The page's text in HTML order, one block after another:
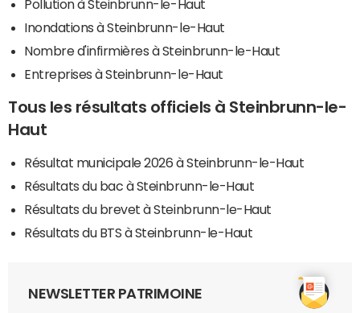
Pollution à Steinbrunn-le-Haut
Inondations à Steinbrunn-le-Haut
Nombre d'infirmières à Steinbrunn-le-Haut
Entreprises à Steinbrunn-le-Haut
Tous les résultats officiels à Steinbrunn-le-
Haut
Résultat municipale 2026 à Steinbrunn-le-Haut
Résultats du bac à Steinbrunn-le-Haut
Résultats du brevet à Steinbrunn-le-Haut
Résultats du BTS à Steinbrunn-le-Haut
NEWSLETTER PATRIMOINE